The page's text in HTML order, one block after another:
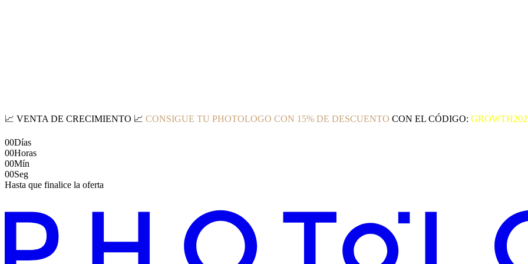
📈 VENTA DE CRECIMIENTO 📈 CONSIGUE TU PHOTOLOGO CON 15% DE DESCUENTO CON EL CÓDIGO:
00Días
00Horas
00Mín
00Seg
Hasta que finalice la oferta